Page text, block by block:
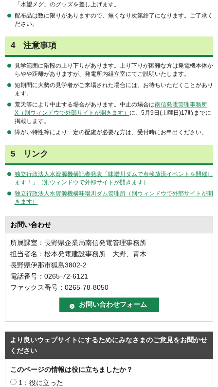
「水望メグ」のグッズを差し上げます。
配布品は数に限りがありますので、無くなり次第終了になります。ご了承く
ださい。
4 注意事項
見学範囲に階段の上り下りがあります。上り下りが困難な方は発電機本体か
らやや距離がありますが、発電所内組立室にてご説明いたします。
短期間に大勢の見学者がご来場された場合には、お待ちいただくことがあり
ます。
荒天等により中止する場合があります。中止の場合は南信発電管理事務所
X（別ウィンドウで外部サイトが開きます） に、5月9日(土曜日)17時までに
掲載します。
障がい特性等により一定の配慮が必要な方は、受付時にお申出ください。
5 リンク
独立行政法人水資源機構記者発表「味噌川ダムで点検放流イベントを開催し
ます！」（別ウィンドウで外部サイトが開きます）
独立行政法人水資源機構味噌川ダム管理所（別ウィンドウで外部サイトが開
きます）
お問い合わせ
所属課室：長野県企業局南信発電管理事務所
担当者名：松本発電建設事務所 大野、青木
長野県伊那市狐島3802-2
電話番号：0265-72-6121
ファックス番号：0265-78-8050
より良いウェブサイトにするためにみなさまのご意見をお聞かせ
ください
このページの情報は役に立ちましたか？
1：役に立った